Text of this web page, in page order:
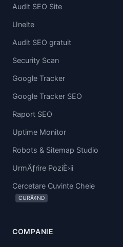
Audit SEO Site
Unelte
Audit SEO gratuit
Security Scan
Google Tracker
Google Tracker SEO
Raport SEO
Uptime Monitor
Robots & Sitemap Studio
UrmÄƒrire PoziÈ›ii
Cercetare Cuvinte Cheie
CURÃ¢ND
COMPANIE